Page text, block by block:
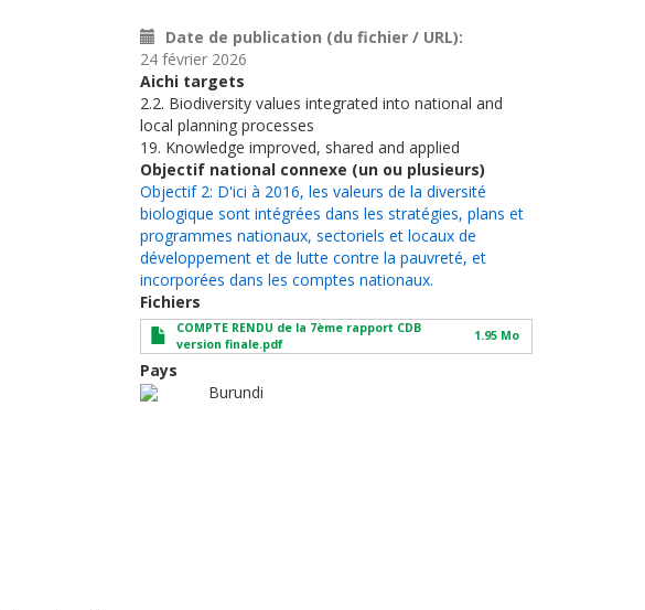
Date de publication (du fichier / URL)
24 février 2026
Aichi targets
2.2. Biodiversity values integrated into national and
local planning processes
19. Knowledge improved, shared and applied
Objectif national connexe (un ou plusieurs)
Objectif 2: D'ici à 2016, les valeurs de la diversité
biologique sont intégrées dans les stratégies, plans et
programmes nationaux, sectoriels et locaux de
développement et de lutte contre la pauvreté, et
incorporées dans les comptes nationaux.
Fichiers
COMPTE RENDU de la 7ème rapport CDB
version finale.pdf
1.95 Mo
Pays
Burundi